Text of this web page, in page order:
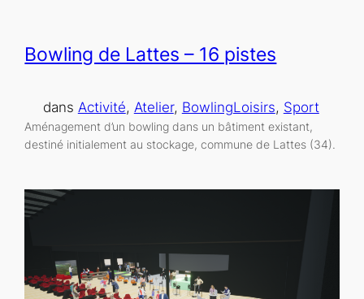
Bowling de Lattes – 16 pistes
dans Activité, Atelier, BowlingLoisirs, Sport
Aménagement d’un bowling dans un bâtiment existant,
destiné initialement au stockage, commune de Lattes (34).